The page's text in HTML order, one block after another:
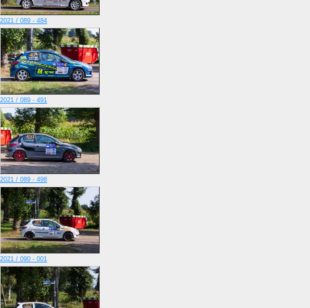
2021 / 089 - 484
2021 / 089 - 491
2021 / 089 - 498
2021 / 090 - 001